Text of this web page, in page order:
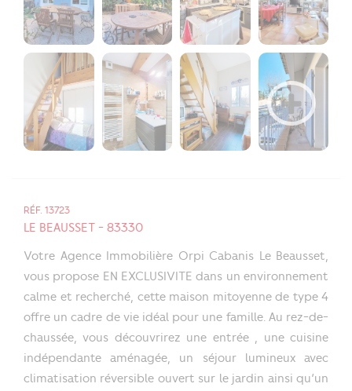
RÉF. 13723
LE BEAUSSET - 83330
Votre Agence Immobilière Orpi Cabanis Le Beausset,
vous propose EN EXCLUSIVITE dans un environnement
calme et recherché, cette maison mitoyenne de type 4
offre un cadre de vie idéal pour une famille. Au rez-de-
chaussée, vous découvrirez une entrée , une cuisine
indépendante aménagée, un séjour lumineux avec
climatisation réversible ouvert sur le jardin ainsi qu’un